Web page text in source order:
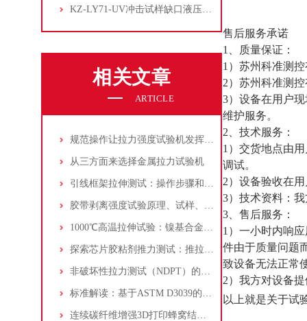
KZ-LY71-UV冲击试样缺口液压拉床
相关文章
ARTICLE
规范操作让拉力强度试验机发挥实效
从三方面来选择金属拉力试验机
引线框架拉伸测试：操作步骤和测试标准
胶带剥离强度试验原理、试样、试验步骤、试验结果、报告详解！
1000℃高温拉伸试验：镍基合金的拉伸性能测试流程详解
探索芯片胶粘剂推力测试：推拉力测试机的应用指南
非破坏性拉力测试（NDPT）的原理、标准与可靠性影响分析
标准解读：基于ASTM D3039的复合材料高温（200℃）拉伸试验方法全析
连续碳纤维增强3D打印蜂窝结构冲击测试：落锤冲击试验机的实践
售后服务承诺
1、质量保证：
1）苏州科准测
2）苏州科准测
3）设备在用户
维护服务。
2、技术服务：
1）交货地点由
调试。
2）设备验收在
3）技术资料：
3、售后服务：
1）一小时内响
件由于质量问题
致设备无法正常
2）我方对设备
以上就是关于试